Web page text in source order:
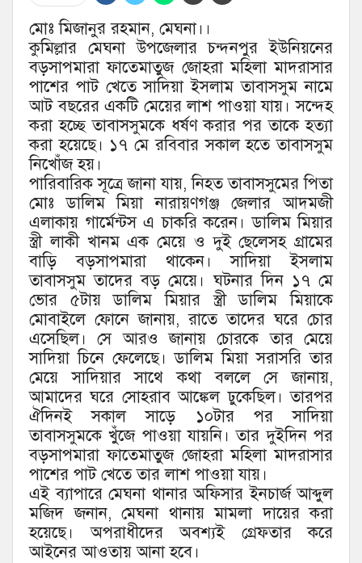
মোঃ মিজানুর রহমান, মেঘনা।।
কুমিল্লার মেঘনা উপজেলার চন্দনপুর ইউনিয়নের
বড়সাপমারা ফাতেমাতুজ জোহরা মহিলা মাদরাসার
পাশের পাট খেতে সাদিয়া ইসলাম তাবাসসুম নামে
আট বছরের একটি মেয়ের লাশ পাওয়া যায়। সন্দেহ
করা হচ্ছে তাবাসসুমকে ধর্ষণ করার পর তাকে হত্যা
করা হয়েছে। ১৭ মে রবিবার সকাল হতে তাবাসসুম
নিখোঁজ হয়।
পারিবারিক সূত্রে জানা যায়, নিহত তাবাসসুমের পিতা
মোঃ ডালিম মিয়া নারায়ণগঞ্জ জেলার আদমজী
এলাকায় গার্মেন্টস এ চাকরি করেন। ডালিম মিয়ার
স্ত্রী লাকী খানম এক মেয়ে ও দুই ছেলেসহ গ্রামের
বাড়ি বড়সাপমারা থাকেন। সাদিয়া ইসলাম
তাবাসসুম তাদের বড় মেয়ে। ঘটনার দিন ১৭ মে
ভোর ৫টায় ডালিম মিয়ার স্ত্রী ডালিম মিয়াকে
মোবাইলে ফোনে জানায়, রাতে তাদের ঘরে চোর
এসেছিল। সে আরও জানায় চোরকে তার মেয়ে
সাদিয়া চিনে ফেলেছে। ডালিম মিয়া সরাসরি তার
মেয়ে সাদিয়ার সাথে কথা বললে সে জানায়,
আমাদের ঘরে সোহরাব আঙ্কেল ঢুকেছিল। তারপর
ঐদিনই সকাল সাড়ে ১০টার পর সাদিয়া
তাবাসসুমকে খুঁজে পাওয়া যায়নি। তার দুইদিন পর
বড়সাপমারা ফাতেমাতুজ জোহরা মহিলা মাদরাসার
পাশের পাট খেতে তার লাশ পাওয়া যায়।
এই ব্যাপারে মেঘনা থানার অফিসার ইনচার্জ আব্দুল
মজিদ জনান, মেঘনা থানায় মামলা দায়ের করা
হয়েছে। অপরাধীদের অবশ্যই গ্রেফতার করে
আইনের আওতায় আনা হবে।